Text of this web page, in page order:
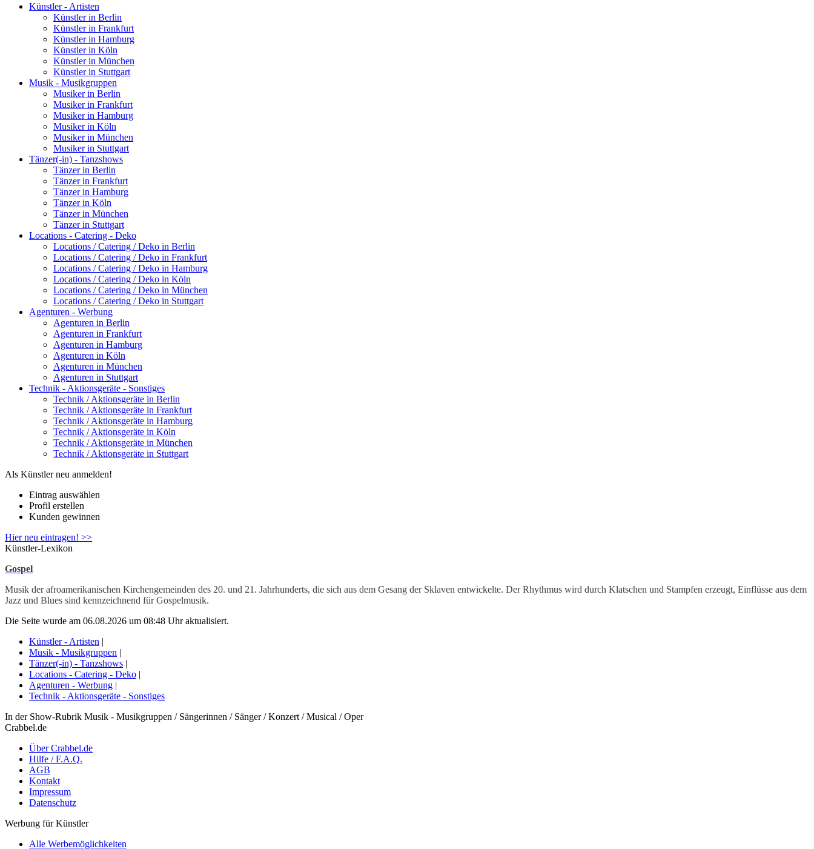
Künstler - Artisten
Künstler in Berlin
Künstler in Frankfurt
Künstler in Hamburg
Künstler in Köln
Künstler in München
Künstler in Stuttgart
Musik - Musikgruppen
Musiker in Berlin
Musiker in Frankfurt
Musiker in Hamburg
Musiker in Köln
Musiker in München
Musiker in Stuttgart
Tänzer(-in) - Tanzshows
Tänzer in Berlin
Tänzer in Frankfurt
Tänzer in Hamburg
Tänzer in Köln
Tänzer in München
Tänzer in Stuttgart
Locations - Catering - Deko
Locations / Catering / Deko in Berlin
Locations / Catering / Deko in Frankfurt
Locations / Catering / Deko in Hamburg
Locations / Catering / Deko in Köln
Locations / Catering / Deko in München
Locations / Catering / Deko in Stuttgart
Agenturen - Werbung
Agenturen in Berlin
Agenturen in Frankfurt
Agenturen in Hamburg
Agenturen in Köln
Agenturen in München
Agenturen in Stuttgart
Technik - Aktionsgeräte - Sonstiges
Technik / Aktionsgeräte in Berlin
Technik / Aktionsgeräte in Frankfurt
Technik / Aktionsgeräte in Hamburg
Technik / Aktionsgeräte in Köln
Technik / Aktionsgeräte in München
Technik / Aktionsgeräte in Stuttgart
Als Künstler neu anmelden!
Eintrag auswählen
Profil erstellen
Kunden gewinnen
Hier neu eintragen! >>
Künstler-Lexikon
Gospel
Musik der afroamerikanischen Kirchengemeinden des 20. und 21. Jahrhunderts, die sich aus dem Gesang der Sklaven entwickelte. Der Rhythmus wird durch Klatschen und Stampfen erzeugt, Einflüsse aus dem
Jazz und Blues sind kennzeichnend für Gospelmusik.
Die Seite wurde am 06.08.2026 um 08:48 Uhr aktualisiert.
Künstler - Artisten |
Musik - Musikgruppen |
Tänzer(-in) - Tanzshows |
Locations - Catering - Deko |
Agenturen - Werbung |
Technik - Aktionsgeräte - Sonstiges
In der Show-Rubrik Musik - Musikgruppen / Sängerinnen / Sänger / Konzert / Musical / Oper
Crabbel.de
Über Crabbel.de
Hilfe / F.A.Q.
AGB
Kontakt
Impressum
Datenschutz
Werbung für Künstler
Alle Werbemöglichkeiten